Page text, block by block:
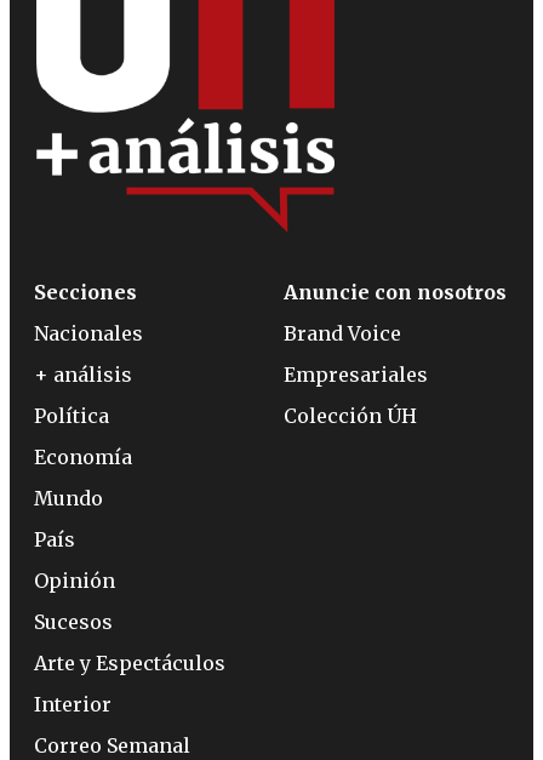
Secciones
Nacionales
+ análisis
Política
Economía
Mundo
País
Opinión
Sucesos
Arte y Espectáculos
Interior
Correo Semanal
Anuncie con nosotros
Brand Voice
Empresariales
Colección ÚH